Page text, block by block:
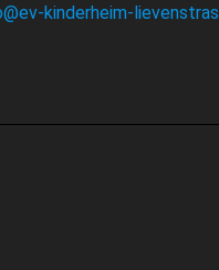
kinderheim-